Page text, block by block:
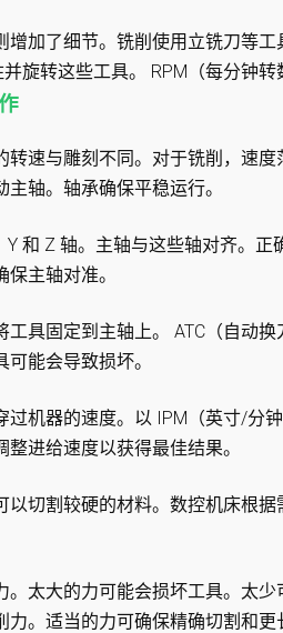
增加了细节。铣削使用立铣刀等
旋转这些工具。 RPM（每分钟转
速与雕刻不同。对于铣削，速度
轴。轴承确保平稳运行。
和 Z 轴。主轴与这些轴对齐。
主轴对准。
具固定到主轴上。 ATC（自动
能会导致损坏。
过机器的速度。以 IPM（英寸/分
进给速度以获得最佳结果。
以切割较硬的材料。数控机床根
。太大的力可能会损坏工具。太
。适当的力可确保精确切割和更